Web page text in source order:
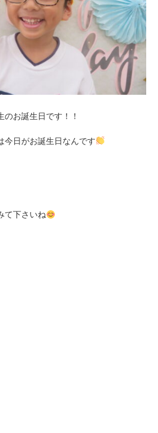
お誕生日です！！
今日がお誕生日なんです
て下さいね